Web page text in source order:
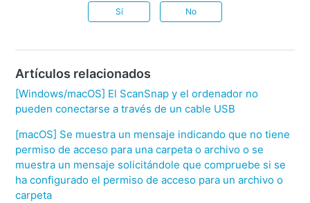
Sí No
Artículos relacionados
[Windows/macOS] El ScanSnap y el ordenador no
pueden conectarse a través de un cable USB
[macOS] Se muestra un mensaje indicando que no tiene
permiso de acceso para una carpeta o archivo o se
muestra un mensaje solicitándole que compruebe si se
ha configurado el permiso de acceso para un archivo o
carpeta